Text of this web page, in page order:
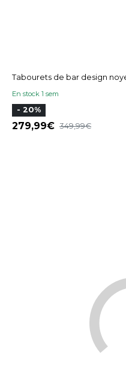
Tabourets de bar design
En stock 1 sem
- 20%
279,99 349,99